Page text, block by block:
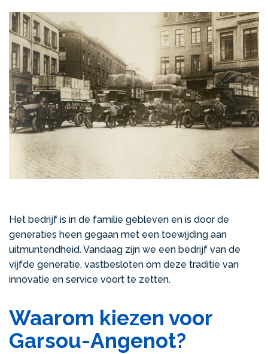
Het bedrijf is in de familie gebleven en is door de
generaties heen gegaan met een toewijding aan
uitmuntendheid. Vandaag zijn we een bedrijf van de
vijfde generatie, vastbesloten om deze traditie van
innovatie en service voort te zetten.
Waarom kiezen voor
Garsou-Angenot?